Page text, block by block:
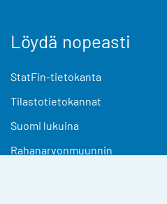
Löydä nopeasti
StatFin-tietokanta
Tilastotietokannat
Suomi lukuina
Rahanarvonmuunnin